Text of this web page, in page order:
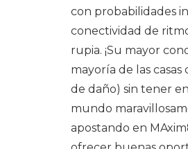
con probabilidades
conectividad de
rupia. ¡Su mayor
mayoría de las
de daño) sin tener
mundo
apostando en